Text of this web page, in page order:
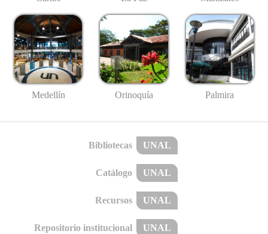
Medellín Orinoquía Palmira
Bibliotecas UNAL
Catálogo UNAL
Recursos UNAL
Repositorio institucional UNAL